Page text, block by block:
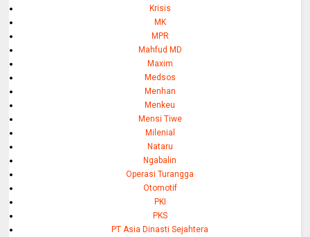
Krisis
MK
MPR
Mahfud MD
Maxim
Medsos
Menhan
Menkeu
Mensi Tiwe
Milenial
Nataru
Ngabalin
Operasi Turangga
Otomotif
PKI
PKS
PT Asia Dinasti Sejahtera